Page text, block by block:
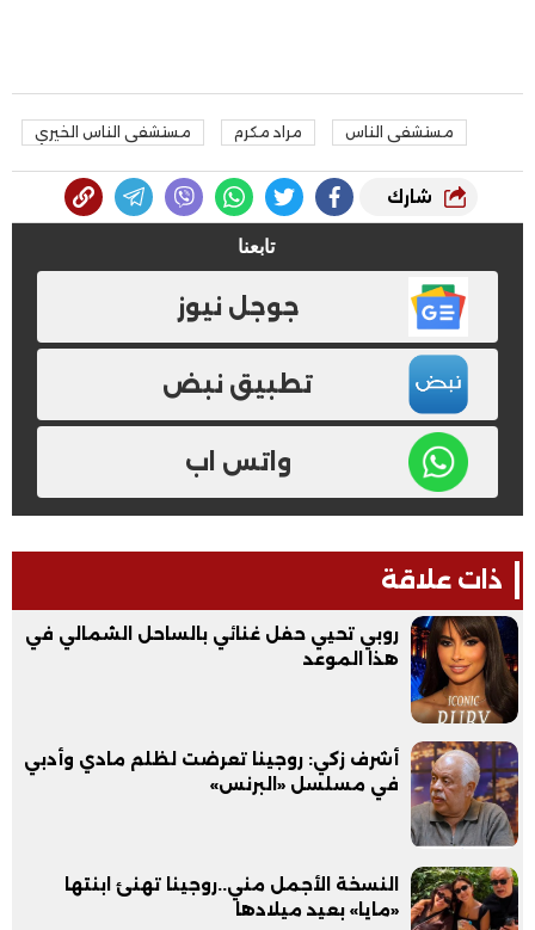
مستشفى الناس مراد مكرم مستشفى الناس الخيري
شارك
تابعنا
جوجل نيوز
تطبيق نبض
واتس اب
ذات علاقة
روبي تحيي حفل غنائي بالساحل الشمالي في
هذا الموعد
أشرف زكي: روجينا تعرضت لظلم مادي وأدبي
في مسلسل «البرنس»
النسخة الأجمل مني..روجينا تهنئ ابنتها
«مايا» بعيد ميلادها